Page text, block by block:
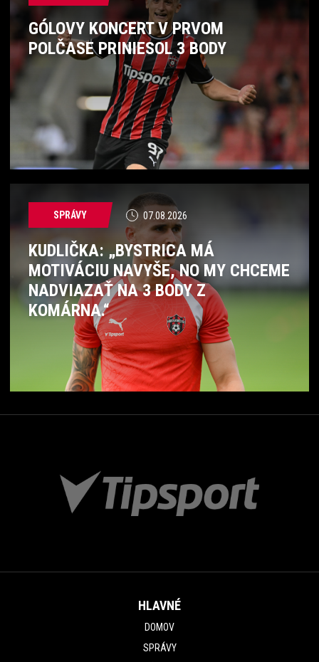
GÓLOVY KONCERT V PRVOM
POLČASE PRINIESOL 3 BODY
SPRÁVY 07.08.2026
KUDLIČKA: „BYSTRICA MÁ
MOTIVÁCIU NAVYŠE, NO MY CHCEME
NADVIAZAŤ NA 3 BODY Z
KOMÁRNA.“
HLAVNÉ
DOMOV
SPRÁVY